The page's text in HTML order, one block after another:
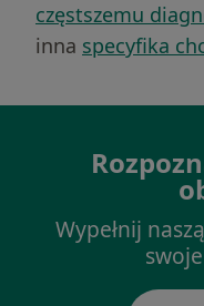
częstszemu
inna specyfika
Wypełnij